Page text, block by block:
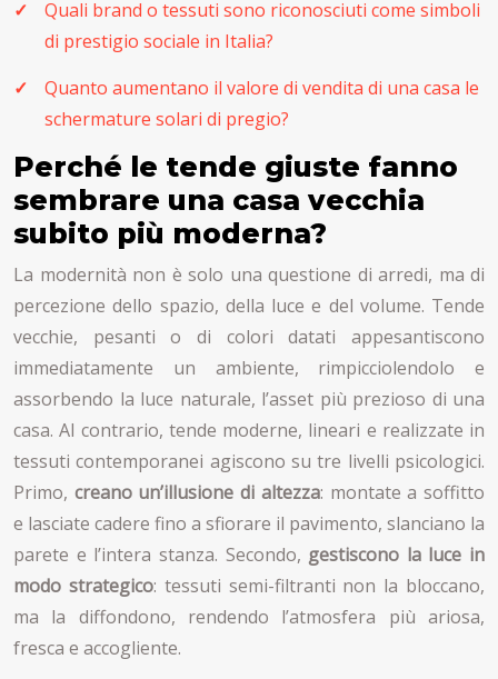
Quali brand o tessuti sono riconosciuti come simboli
di prestigio sociale in Italia?
Quanto aumentano il valore di vendita di una casa le
schermature solari di pregio?
Perché le tende giuste fanno
sembrare una casa vecchia
subito più moderna?
La modernità non è solo una questione di arredi, ma di
percezione dello spazio, della luce e del volume. Tende
vecchie, pesanti o di colori datati appesantiscono
immediatamente un ambiente, rimpicciolendolo e
assorbendo la luce naturale, l’asset più prezioso di una
casa. Al contrario, tende moderne, lineari e realizzate in
tessuti contemporanei agiscono su tre livelli psicologici.
Primo, creano un’illusione di altezza: montate a soffitto
e lasciate cadere fino a sfiorare il pavimento, slanciano la
parete e l’intera stanza. Secondo, gestiscono la luce in
modo strategico: tessuti semi-filtranti non la bloccano,
ma la diffondono, rendendo l’atmosfera più ariosa,
fresca e accogliente.